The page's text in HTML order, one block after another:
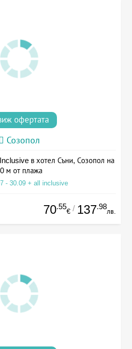
офертата
Созопол
в хотел Съни, Созопол на
м от плажа
- 30.09 + all inclusive
70.55
€ / 137.98
лв.